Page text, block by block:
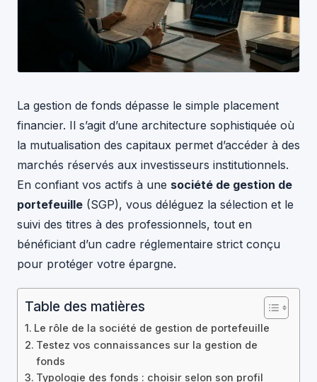
La gestion de fonds dépasse le simple placement
financier. Il s’agit d’une architecture sophistiquée où
la mutualisation des capitaux permet d’accéder à des
marchés réservés aux investisseurs institutionnels.
En confiant vos actifs à une société de gestion de
portefeuille (SGP), vous déléguez la sélection et le
suivi des titres à des professionnels, tout en
bénéficiant d’un cadre réglementaire strict conçu
pour protéger votre épargne.
Table des matières
Le rôle de la société de gestion de portefeuille
Testez vos connaissances sur la gestion de
fonds
Typologie des fonds : choisir selon son profil